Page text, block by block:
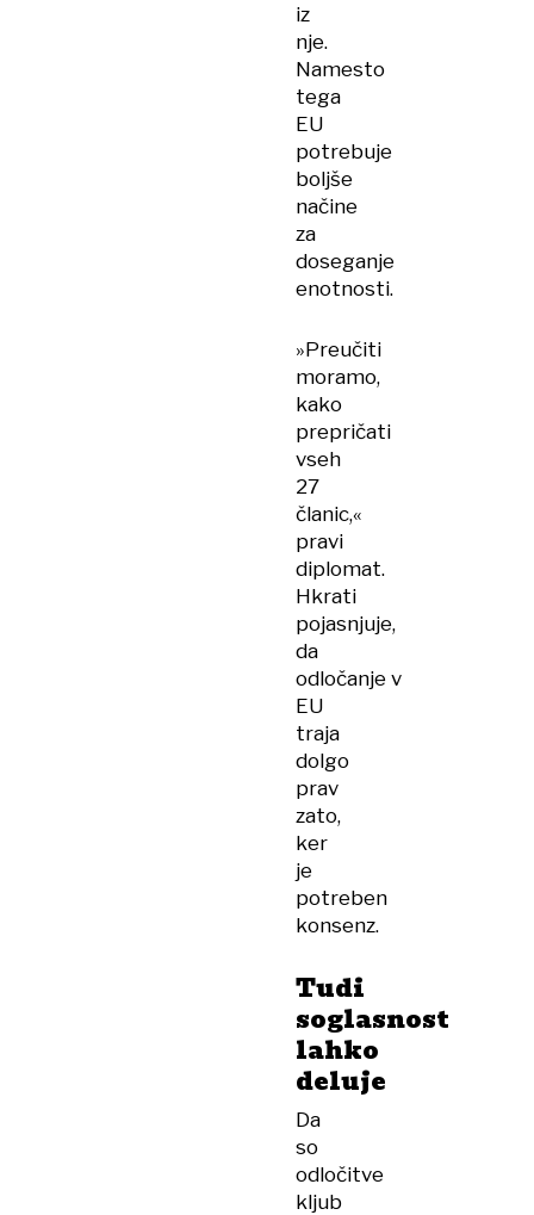
iz
nje.
Namesto
tega
EU
potrebuje
boljše
načine
za
doseganje
enotnosti.
»Preučiti
moramo,
kako
prepričati
vseh
27
članic,«
pravi
diplomat.
Hkrati
pojasnjuje,
da
odločanje v
EU
traja
dolgo
prav
zato,
ker
je
potreben
konsenz.
Tudi
soglasnost
lahko
deluje
Da
so
odločitve
kljub